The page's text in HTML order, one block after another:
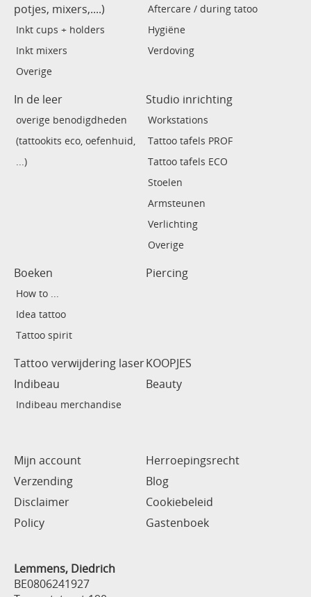
potjes, mixers,....)
Inkt cups + holders
Inkt mixers
Overige
Aftercare / during tatoo
Hygiëne
Verdoving
In de leer
overige benodigdheden
(tattookits eco, oefenhuid,
...)
Studio inrichting
Workstations
Tattoo tafels PROF
Tattoo tafels ECO
Stoelen
Armsteunen
Verlichting
Overige
Boeken
How to ...
Idea tattoo
Tattoo spirit
Piercing
Tattoo verwijdering laserKOOPJES
Indibeau
Indibeau merchandise
Beauty
Mijn account
Herroepingsrecht
Verzending
Blog
Disclaimer
Cookiebeleid
Policy
Gastenboek
Lemmens, Diedrich
BE0806241927